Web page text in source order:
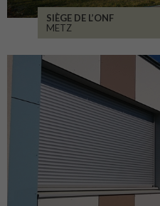
SIÈGE DE L’ONF
METZ